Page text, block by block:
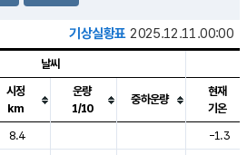
기상실황표 2025.12.11.00:00
씨, 기온, 강수, 바람, 기압등을 안내한 표입
날씨
시정
km
운량
1/10
중하운량
현재
기온
8.4
-1.3